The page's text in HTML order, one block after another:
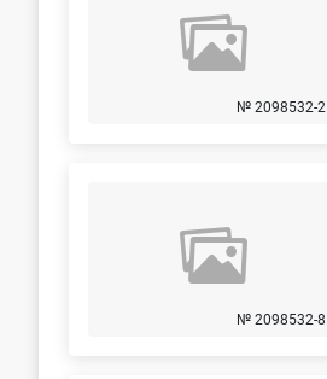
№ 2098532-2
№ 2098532-8